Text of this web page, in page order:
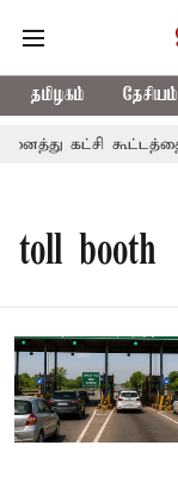
தமிழகம் தேசியம்
கட்சி
toll booth